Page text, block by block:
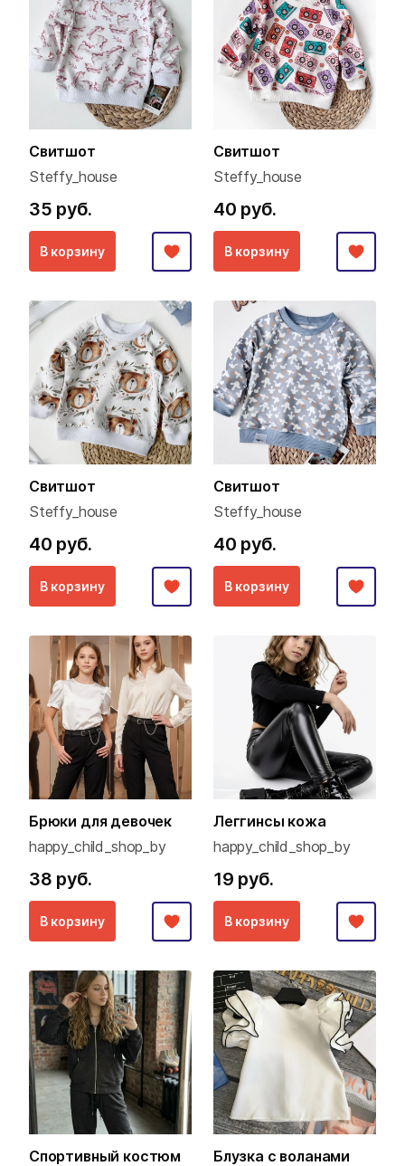
Свитшот
Steffy_house
35 руб.
В корзину
Свитшот
Steffy_house
40 руб.
В корзину
Свитшот
Steffy_house
40 руб.
В корзину
Свитшот
Steffy_house
40 руб.
В корзину
Брюки для девочек
happy_child_shop_by
38 руб.
В корзину
Леггинсы кожа
happy_child_shop_by
19 руб.
В корзину
Спортивный костюм Блузка с воланами